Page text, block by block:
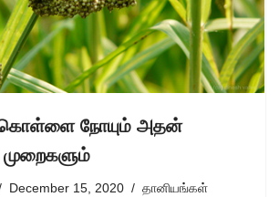
கொள்ளை நோயும் அதன்
December 15, 2020 தானியங்கள்